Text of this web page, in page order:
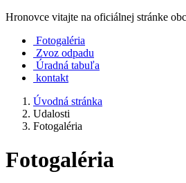
Hronovce vitajte na oficiálnej stránke
Fotogaléria
Zvoz odpadu
Úradná tabuľa
kontakt
Úvodná stránka
Udalosti
Fotogaléria
Fotogaléria